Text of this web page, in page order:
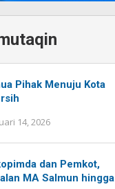
Pihak Menuju Kota
14, 2026
baru
dan Pemkot,
MA Salmun hingga